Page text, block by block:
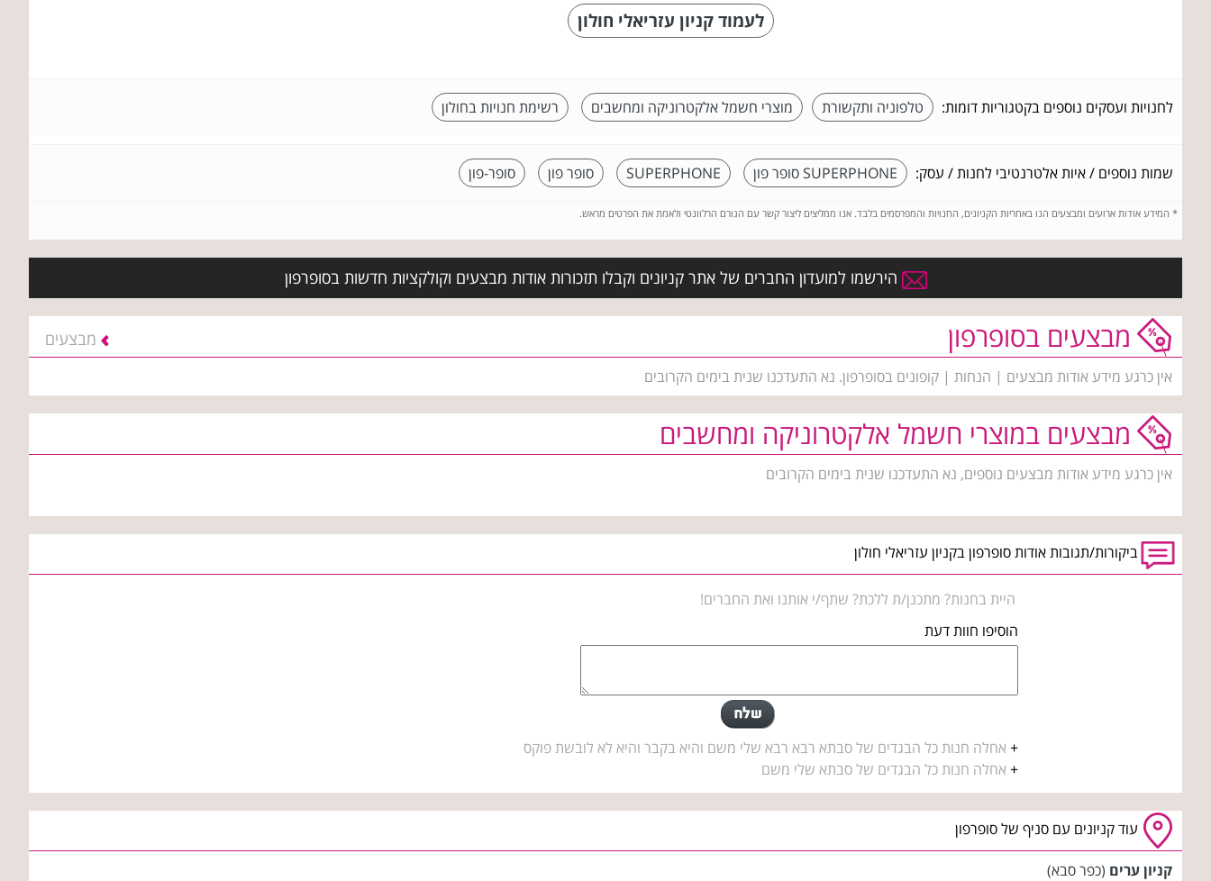
לעמוד קניון עזריאלי חולון
לחנויות ועסקים נוספים בקטגוריות דומות: טלפוניה ותקשורת מוצרי חשמל אלקטרוניקה ומחשבים רשימת חנויות בחולון
שמות נוספים / איות אלטרנטיבי לחנות / עסק: SUPERPHONE סופר פון SUPERPHONE סופר פון סופר-פון
* המידע אודות ארועים ומבצעים הנו באחריות הקניונים, החנויות והמפרסמים בלבד. אנו ממליצים ליצור קשר עם הגורם הרלוונטי ולאמת את הפרטים מראש.
הירשמו למועדון החברים של אתר קניונים וקבלו תזכורות אודות מבצעים וקולקציות חדשות בסופרפון
מבצעים בסופרפון מבצעים
אין כרגע מידע אודות מבצעים | הנחות | קופונים בסופרפון. נא התעדכנו שנית בימים הקרובים
מבצעים במוצרי חשמל אלקטרוניקה ומחשבים
אין כרגע מידע אודות מבצעים נוספים, נא התעדכנו שנית בימים הקרובים
ביקורות/תגובות אודות סופרפון בקניון עזריאלי חולון
היית בחנות? מתכנן/ת ללכת? שתף/י אותנו ואת החברים!
הוסיפו חוות דעת
+ אחלה חנות כל הבגדים של סבתא רבא רבא שלי משם והיא בקבר והיא לא לובשת פוקס
+ אחלה חנות כל הבגדים של סבתא שלי משם
עוד קניונים עם סניף של סופרפון
קניון ערים (כפר סבא)